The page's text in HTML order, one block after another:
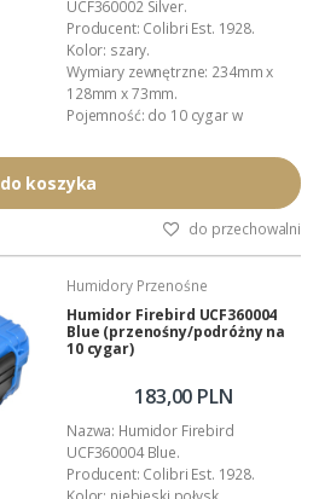
UCF360002 Silver.
Producent: Colibri Est. 1928.
Kolor: szary.
Wymiary zewnętrzne: 234mm x
128mm x 73mm.
Pojemność: do 10 cygar w
Wyposażenie: nawilżacz,
profilowane przekładki.
Materiał: wytrzymałe, lakierowane
amortyzującą.
Zastosowanie: przechowywanie i
kontrola wilgotności cygar.
Dystrybucja w Polsce:...
do koszyka
do przechowalni
Humidory Przenośne
Humidor Firebird UCF360004
Blue (przenośny/podróżny na
10 cygar)
183,00 PLN
Nazwa: Humidor Firebird
UCF360004 Blue.
Producent: Colibri Est. 1928.